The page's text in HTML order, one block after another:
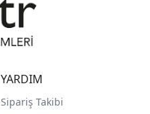
YARDIM
Sipariş Takibi